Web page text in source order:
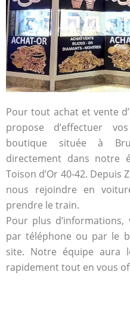
Pour tout achat et vente
propose d’effectuer
boutique située à
directement dans notre
Toison d’Or 40-42. Depuis
nous rejoindre en
prendre le train.
Pour plus
par téléphone ou par le
site. Notre équipe aura
rapidement tout en vous